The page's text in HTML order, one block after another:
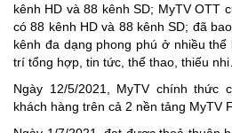
kênh HD và 88 kênh SD; MyTV OTT
có 88 kênh HD và 88 kênh SD; đã
kênh đa dạng phong phú ở nhiều
trí tổng hợp, tin tức, thể thao, thiếu
Ngày 12/5/2021, MyTV chính thức
khách hàng trên cả 2 nền tảng MyTV